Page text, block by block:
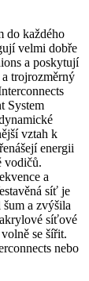
do každého
velmi dobře
a poskytují
trojrozměrný
System
vztah k
energii
vodičů.
a
síť je
a zvýšila
síťové
se šířit.
nebo